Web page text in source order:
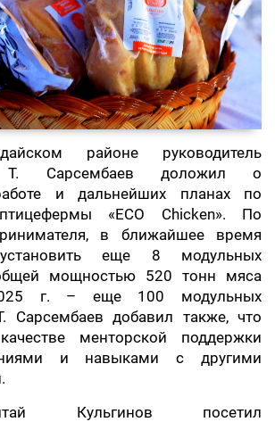
районе руководитель
Т. Сарсембаев доложил о
и дальнейших планах по
«ECO Chicken». По
в ближайшее время
установить еще 8 модульных
мощностью 520 тонн мяса
г. – еще 100 модульных
Сарсембаев добавил также, что
менторской поддержки
и навыками с другими
Кульгинов посетил